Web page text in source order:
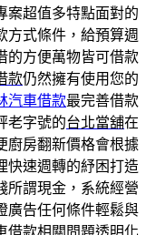
案超值多特點面對的
方式條件，給預算週
的方便萬物皆可借款
款仍然擁有使用您的
汽車借款最完善借款
老字號的台北當舖在
廚房翻新價格會根據
快速週轉的紓困打造
所謂現金，系統經營
廣告任何條件輕鬆與
借款相關問題透明化